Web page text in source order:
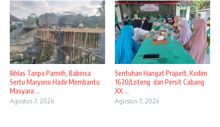
Ikhlas Tanpa Pamrih, Babinsa
Sertu Maryono Hadir Membantu
Masyara ...
Agustus 7, 2026
Sentuhan Hangat Prajurit, Kodim
1620/Loteng dan Persit Cabang
XX ...
Agustus 7, 2026